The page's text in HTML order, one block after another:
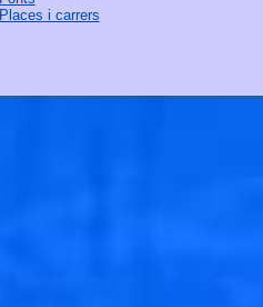
Places i carrers